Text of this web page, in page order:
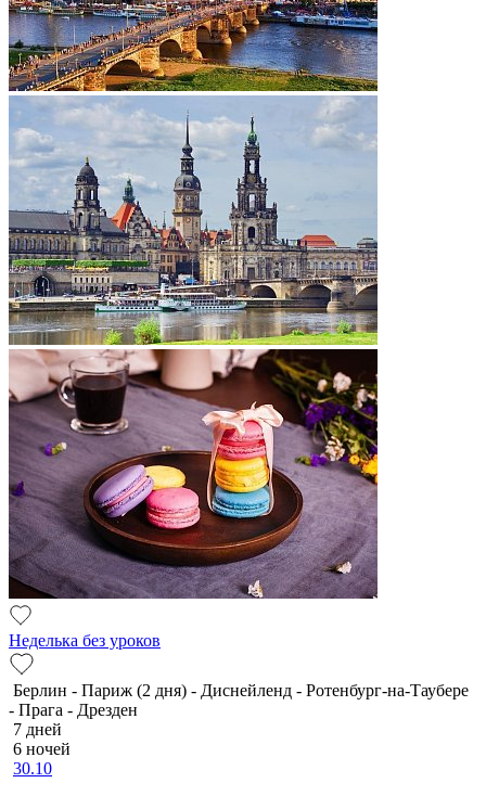
Неделька без уроков
Берлин - Париж (2 дня) - Диснейленд - Ротенбург-на-Таубере
- Прага - Дрезден
7 дней
6 ночей
30.10